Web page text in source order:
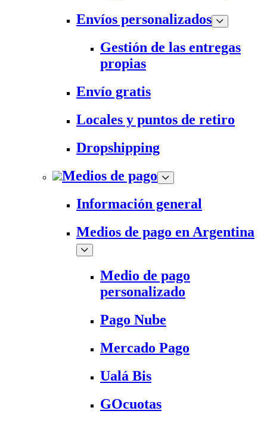
Envíos personalizados
Gestión de las entregas
propias
Envío gratis
Locales y puntos de retiro
Dropshipping
Medios de pago
Información general
Medios de pago en Argentina
Medio de pago
personalizado
Pago Nube
Mercado Pago
Ualá Bis
GOcuotas